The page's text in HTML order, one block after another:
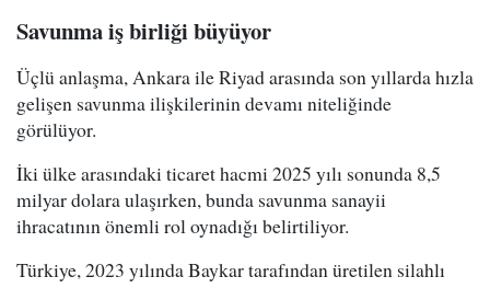
Savunma iş birliği büyüyor
Üçlü anlaşma, Ankara ile Riyad arasında son yıllarda hızla
gelişen savunma ilişkilerinin devamı niteliğinde
görülüyor.
İki ülke arasındaki ticaret hacmi 2025 yılı sonunda 8,5
milyar dolara ulaşırken, bunda savunma sanayii
ihracatının önemli rol oynadığı belirtiliyor.
Türkiye, 2023 yılında Baykar tarafından üretilen silahlı